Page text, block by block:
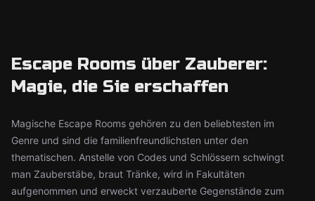
Escape Rooms über Zauberer:
Magie, die Sie erschaffen
Magische Escape Rooms gehören zu den beliebtesten im
Genre und sind die familienfreundlichsten unter den
thematischen. Anstelle von Codes und Schlössern schwingt
man Zauberstäbe, braut Tränke, wird in Fakultäten
aufgenommen und erweckt verzauberte Gegenstände zum